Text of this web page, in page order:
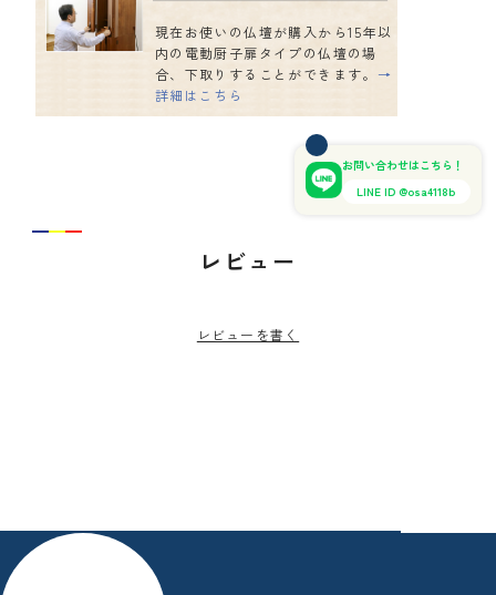
現在お使いの仏壇が購入から15年以
内の電動厨子扉タイプの仏壇の場
合、下取りすることができます。 →
詳細はこちら
レビュー
レビューを書く
お問い合わせはこちら！
LINE ID @osa4118b